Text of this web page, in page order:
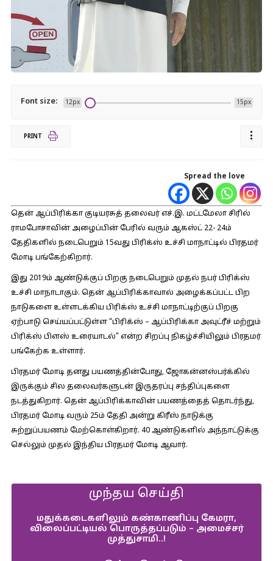
Font size: 12px 15px
PRINT
Spread the love
தென் ஆப்பிரிக்கா குடியரசுத் தலைவர் எச்.இ. மட்டமேலா சிரில்
ராமபோசாவின் அழைப்பின் பேரில் வரும் ஆகஸ்ட் 22- 24ம்
தேதிகளில் நடைபெறும் 15வது பிரிக்ஸ் உச்சி மாநாட்டில் பிரதமர்
மோடி பங்கேற்கிறார்.
இது 2019ம் ஆண்டுக்குப் பிறகு நடைபெறும் முதல் நபர் பிரிக்ஸ்
உச்சி மாநாடாகும். தென் ஆப்பிரிக்காவால் அழைக்கப்பட்ட பிற
நாடுகளை உள்ளடக்கிய பிரிக்ஸ் உச்சி மாநாட்டிற்குப் பிறகு
ஏற்பாடு செய்யப்பட்டுள்ள “பிரிக்ஸ் – ஆப்பிரிக்கா அவுட்ரீச் மற்றும்
பிரிக்ஸ் பிளஸ் உரையாடல்” என்ற சிறப்பு நிகழ்ச்சியிலும் பிரதமர்
பங்கேற்க உள்ளார்.
பிரதமர் மோடி தனது பயணத்தின்போது, ஜோகன்னஸ்பர்க்கில்
இருக்கும் சில தலைவர்களுடன் இருதரப்பு சந்திப்புகளை
நடத்துகிறார். தென் ஆப்பிரிக்காவின் பயணத்தைத் தொடர்ந்து,
பிரதமர் மோடி வரும் 25ம் தேதி அன்று கிரீஸ் நாடுக்கு
சுற்றுப்பயணம் மேற்கொள்கிறார். 40 ஆண்டுகளில் அந்நாட்டுக்கு
செல்லும் முதல் இந்திய பிரதமர் மோடி ஆவார்.
முந்தய செய்தி
மதுக்கடைகளிலும் கண்காணிப்பு கேமரா,
விலைப்பட்டியல் பொருத்தப்படும் – அமைச்சர்
முத்துசாமி..!